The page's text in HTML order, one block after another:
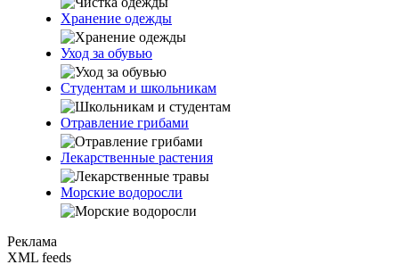
Хранение одежды
Уход за обувью
Студентам и школьникам
Отравление грибами
Лекарственные растения
Морские водоросли
Реклама
XML feeds